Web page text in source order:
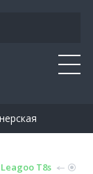
Leagoo T8s